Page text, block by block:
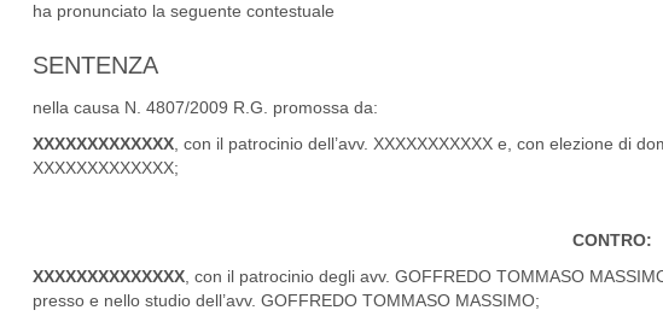
ha pronunciato la seguente contestuale
SENTENZA
nella causa N. 4807/2009 R.G. promossa da:
XXXXXXXXXXXXX , con il patrocinio dell’avv. XXXXXXXXXXX e, con elezione di
XXXXXXXXXXXXX;
CONTRO:
XXXXXXXXXXXXXX , con il patrocinio degli avv. GOFFREDO TOMMASO
presso e nello studio dell’avv. GOFFREDO TOMMASO MASSIMO;